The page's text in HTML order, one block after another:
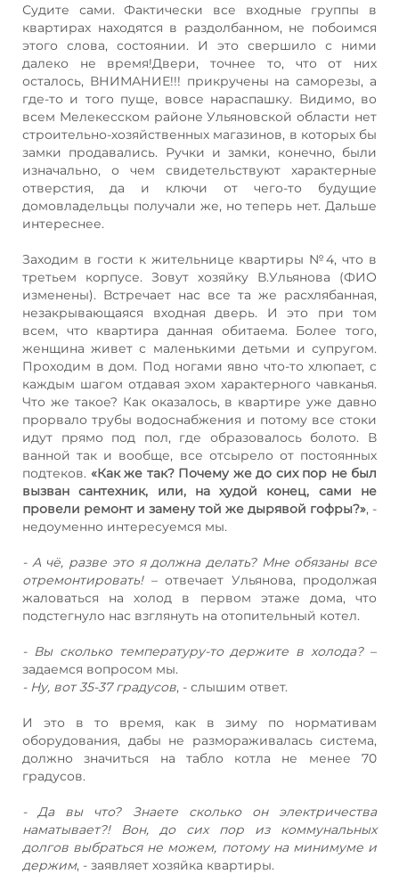
Судите сами. Фактически все входные группы в
квартирах находятся в раздолбанном, не побоимся
этого слова, состоянии. И это свершило с ними
далеко не время!Двери, точнее то, что от них
осталось, ВНИМАНИЕ!!! прикручены на саморезы, а
где-то и того пуще, вовсе нараспашку. Видимо, во
всем Мелекесском районе Ульяновской области нет
строительно-хозяйственных магазинов, в которых бы
замки продавались. Ручки и замки, конечно, были
изначально, о чем свидетельствуют характерные
отверстия, да и ключи от чего-то будущие
домовладельцы получали же, но теперь нет. Дальше
интереснее.
Заходим в гости к жительнице квартиры №4, что в
третьем корпусе. Зовут хозяйку В.Ульянова (ФИО
изменены). Встречает нас все та же расхлябанная,
незакрывающаяся входная дверь. И это при том
всем, что квартира данная обитаема. Более того,
женщина живет с маленькими детьми и супругом.
Проходим в дом. Под ногами явно что-то хлюпает, с
каждым шагом отдавая эхом характерного чавканья.
Что же такое? Как оказалось, в квартире уже давно
прорвало трубы водоснабжения и потому все стоки
идут прямо под пол, где образовалось болото. В
ванной так и вообще, все отсырело от постоянных
подтеков. «Как же так? Почему же до сих пор не был
вызван сантехник, или, на худой конец, сами не
провели ремонт и замену той же дырявой гофры?», -
недоуменно интересуемся мы.
- А чё, разве это я должна делать? Мне обязаны все
отремонтировать!– отвечает Ульянова, продолжая
жаловаться на холод в первом этаже дома, что
подстегнуло нас взглянуть на отопительный котел.
- Вы сколько температуру-то держите в холода? –
задаемся вопросом мы.
- Ну, вот 35-37 градусов, - слышим ответ.
И это в то время, как в зиму по нормативам
оборудования, дабы не размораживалась система,
должно значиться на табло котла не менее 70
градусов.
- Да вы что? Знаете сколько он электричества
наматывает?! Вон, до сих пор из коммунальных
долгов выбраться не можем, потому на минимуме и
держим, - заявляет хозяйка квартиры.